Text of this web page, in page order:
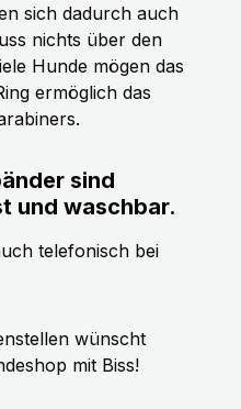
sich dadurch auch
nichts über den
Hunde mögen das
ermöglich das
sind
und waschbar.
telefonisch bei
wünscht
mit Biss!